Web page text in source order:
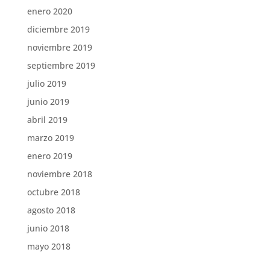
enero 2020
diciembre 2019
noviembre 2019
septiembre 2019
julio 2019
junio 2019
abril 2019
marzo 2019
enero 2019
noviembre 2018
octubre 2018
agosto 2018
junio 2018
mayo 2018